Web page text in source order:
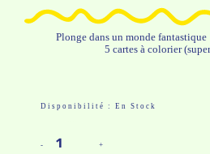
Plonge dans un monde
5 cartes à colorier
Disponibilité : En Stock
-
Quantité
+